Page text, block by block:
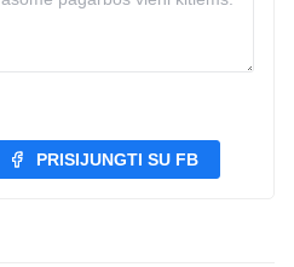
PRISIJUNGTI SU FB